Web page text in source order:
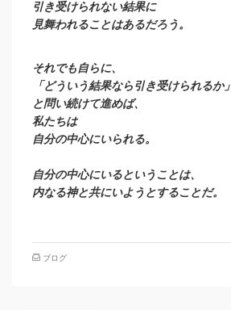
引き受けられない結果に
見舞われることはあるだろう。
それでも自らに、
「どういう結果なら引き受けられるか」
と問い続けて進めば、
私たちは
自分の中心にいられる。
自分の中心にいるということは、
内なる神と共にいようとすることだ。
ブログ